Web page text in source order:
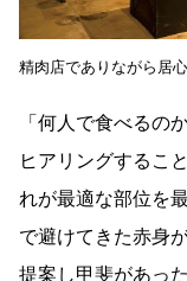
精肉店でありながら居
「何人で食べるの
ヒアリングするこ
れが最適な部位を
で避けてきた赤身
提案し甲斐があっ